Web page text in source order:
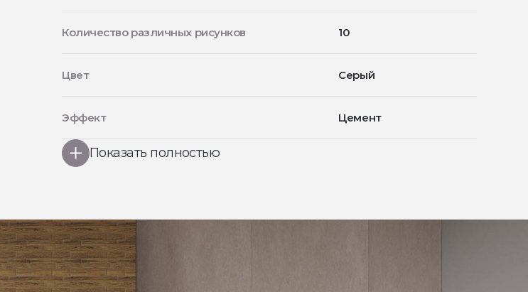
Количество различных рисунков 10
Цвет Серый
Эффект Цемент
Показать полностью